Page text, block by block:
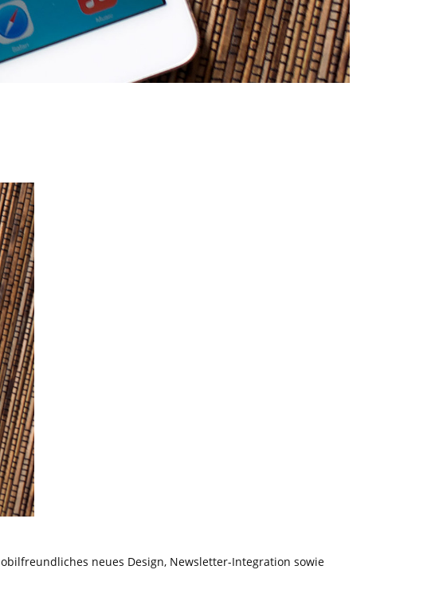
neues Design, Newsletter-Integration sowie